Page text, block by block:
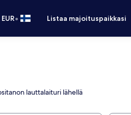
EUR• Listaa majoituspaikkasi
lauttalaituri lähellä